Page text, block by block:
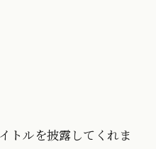
トルを披露してくれま